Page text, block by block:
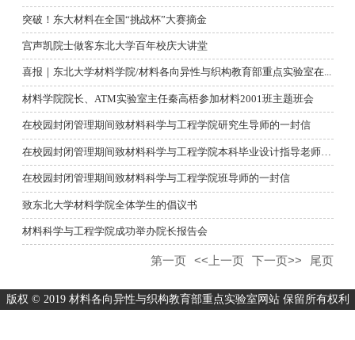
突破！东大材料在全国“挑战杯”大赛摘金
宫声凯院士做客东北大学百年校庆大讲堂
喜报｜东北大学材料学院/材料各向异性与织构教育部重点实验室在...
材料学院院长、ATM实验室主任秦高梧参加材料2001班主题班会
在校园封闭管理期间致材料科学与工程学院研究生导师的一封信
在校园封闭管理期间致材料科学与工程学院本科毕业设计指导老师的...
在校园封闭管理期间致材料科学与工程学院班导师的一封信
致东北大学材料学院全体学生的倡议书
材料科学与工程学院成功举办院长报告会
第一页 <<上一页 下一页>> 尾页
版权 © 2019 材料各向异性与织构教育部重点实验室网站 保留所有权利